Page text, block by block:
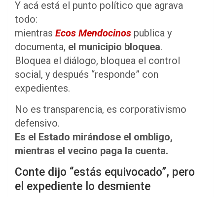
Y acá está el punto político que agrava
todo:
mientras Ecos Mendocinos publica y
documenta, el municipio bloquea.
Bloquea el diálogo, bloquea el control
social, y después “responde” con
expedientes.
No es transparencia, es corporativismo
defensivo.
Es el Estado mirándose el ombligo,
mientras el vecino paga la cuenta.
Conte dijo “estás equivocado”, pero
el expediente lo desmiente